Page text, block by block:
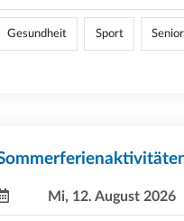
Gesundheit Sport
Mi, 12. August 2026